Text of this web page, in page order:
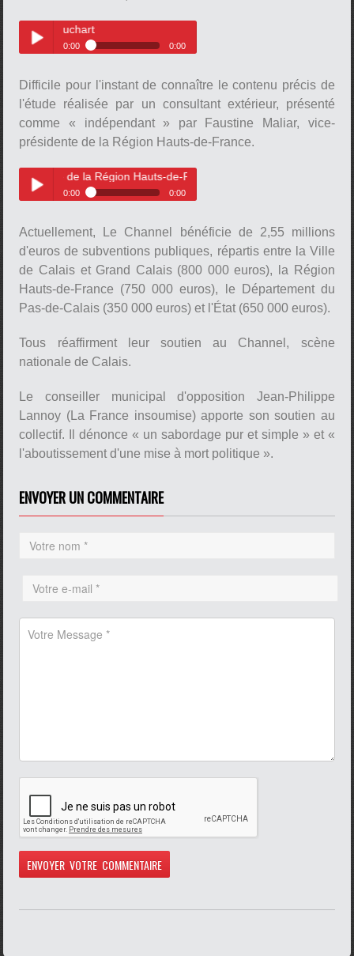
Play /
pause
0:00 0:00
Bouchart
Difficile pour l'instant de connaître le contenu précis de
l'étude réalisée par un consultant extérieur, présenté
comme « indépendant » par Faustine Maliar, vice-
présidente de la Région Hauts-de-France.
Play /
pause
de la Région Hauts-de-France
0:00 0:00
de la Région Hauts-de-France
Actuellement, Le Channel bénéficie de 2,55 millions
d'euros de subventions publiques, répartis entre la Ville
de Calais et Grand Calais (800 000 euros), la Région
Hauts-de-France (750 000 euros), le Département du
Pas-de-Calais (350 000 euros) et l'État (650 000 euros).
Tous réaffirment leur soutien au Channel, scène
nationale de Calais.
Le conseiller municipal d'opposition Jean-Philippe
Lannoy (La France insoumise) apporte son soutien au
collectif. Il dénonce « un sabordage pur et simple » et «
l'aboutissement d'une mise à mort politique ».
ENVOYER UN COMMENTAIRE